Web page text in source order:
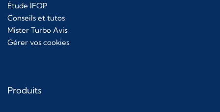
Étude IFOP
Conseils et tutos
Mister Turbo Avis
Gérer vos cookies
Produits